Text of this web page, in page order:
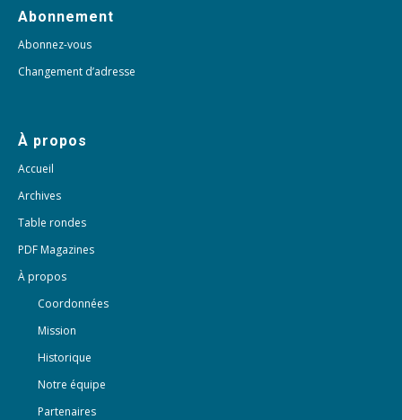
Abonnement
Abonnez-vous
Changement d’adresse
À propos
Accueil
Archives
Table rondes
PDF Magazines
À propos
Coordonnées
Mission
Historique
Notre équipe
Partenaires